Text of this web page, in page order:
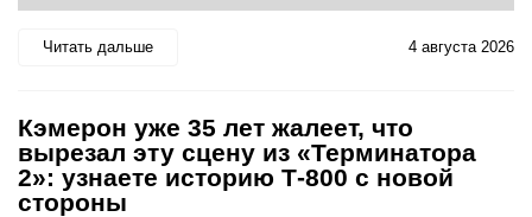
Читать дальше 4 августа 2026
Кэмерон уже 35 лет жалеет, что
вырезал эту сцену из «Терминатора
2»: узнаете историю Т-800 с новой
стороны